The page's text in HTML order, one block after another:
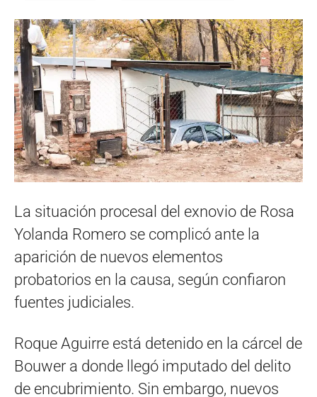
La situación procesal del exnovio de Rosa
Yolanda Romero se complicó ante la
aparición de nuevos elementos
probatorios en la causa, según confiaron
fuentes judiciales.
Roque Aguirre está detenido en la cárcel de
Bouwer a donde llegó imputado del delito
de encubrimiento. Sin embargo, nuevos